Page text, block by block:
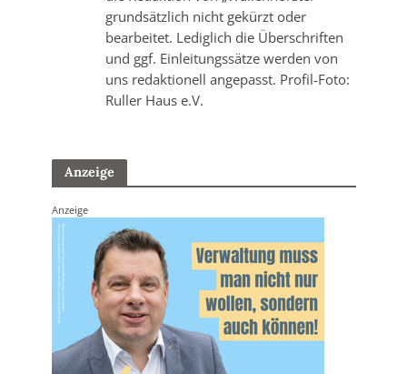
grundsätzlich nicht gekürzt oder
bearbeitet. Lediglich die Überschriften
und ggf. Einleitungssätze werden von
uns redaktionell angepasst. Profil-Foto:
Ruller Haus e.V.
Anzeige
Anzeige